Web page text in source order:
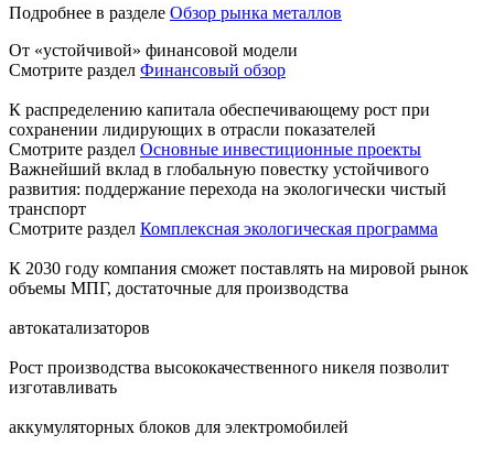
Подробнее в разделе Обзор рынка металлов
От «устойчивой» финансовой модели
Смотрите раздел Финансовый обзор
К распределению капитала обеспечивающему рост при
сохранении лидирующих в отрасли показателей
Смотрите раздел Основные инвестиционные проекты
Важнейший вклад в глобальную повестку устойчивого
развития: поддержание перехода на экологически чистый
транспорт
Смотрите раздел Комплексная экологическая программа
К 2030 году компания сможет поставлять на мировой рынок
объемы МПГ, достаточные для производства
автокатализаторов
Рост производства высококачественного никеля позволит
изготавливать
аккумуляторных блоков для электромобилей